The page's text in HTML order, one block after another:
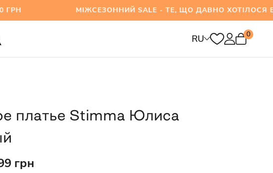
ГРН МІЖСЕЗОННИЙ SALE - ТЕ, ЩО ДАВНО ХОТІЛОСЯ
RU 0
платье Stimma Юлиса
грн